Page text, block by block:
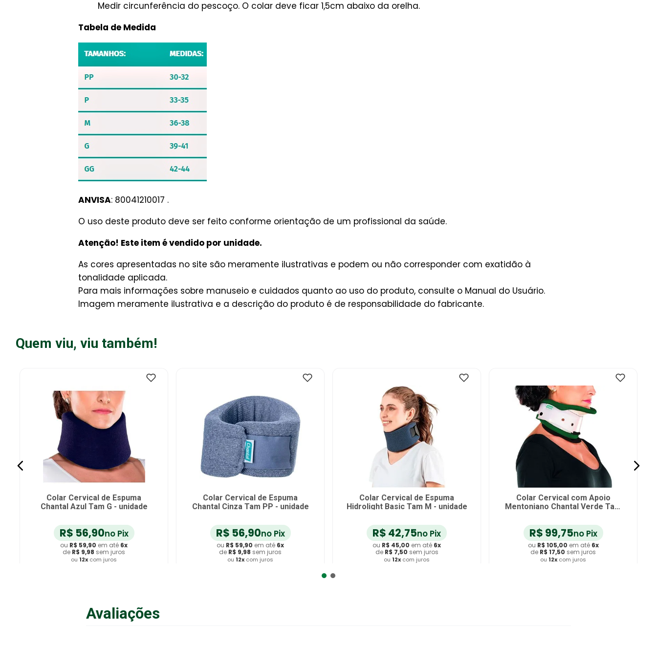
Medir circunferência do pescoço. O colar deve ficar 1,5cm abaixo da orelha.
Tabela de Medida
ANVISA: 80041210017 .
O uso deste produto deve ser feito conforme orientação de um profissional da saúde.
Atenção! Este item é vendido por unidade.
As cores apresentadas no site são meramente ilustrativas e podem ou não corresponder com exatidão à
tonalidade aplicada.
Para mais informações sobre manuseio e cuidados quanto ao uso do produto, consulte o Manual do Usuário.
Imagem meramente ilustrativa e a descrição do produto é de responsabilidade do fabricante.
Quem viu, viu também!
Colar Cervical de Espuma
Chantal Azul Tam G - unidade
R$ 56,90no Pix
ou R$ 59,90 em até 6x
de R$ 9,98 sem juros
ou 12x com juros
Colar Cervical de Espuma
Chantal Cinza Tam PP - unidade
R$ 56,90no Pix
ou R$ 59,90 em até 6x
de R$ 9,98 sem juros
ou 12x com juros
Colar Cervical de Espuma
Hidrolight Basic Tam M - unidade
R$ 42,75no Pix
ou R$ 45,00 em até 6x
de R$ 7,50 sem juros
ou 12x com juros
Colar Cervical com Apoio
Mentoniano Chantal Verde Tam
R$ 99,75no Pix
ou R$ 105,00 em até 6x
de R$ 17,50 sem juros
ou 12x com juros
Avaliações